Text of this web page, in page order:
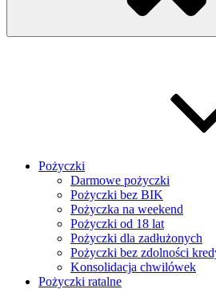
Pożyczki
Darmowe pożyczki
Pożyczki bez BIK
Pożyczka na weekend
Pożyczki od 18 lat
Pożyczki dla zadłużonych
Pożyczki bez zdolności
Konsolidacja chwilówek
Pożyczki ratalne